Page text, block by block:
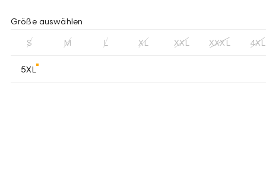
Größe auswählen
S M L XL XXL XXXL 4XL
5XL